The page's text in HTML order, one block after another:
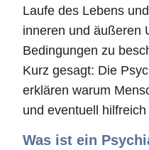
Laufe des Lebens
inneren und äußeren
Bedingungen zu
Kurz gesagt: Die
erklären warum
und eventuell
Was ist ein